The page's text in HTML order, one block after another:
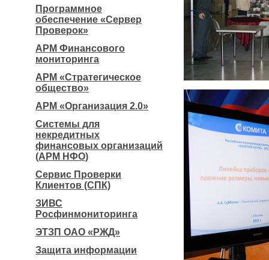
Программное
обеспечение «Сервер
Проверок»
АРМ Финансового
мониторинга
АРМ «Стратегическое
общество»
АРМ «Организация 2.0»
Системы для
некредитных
финансовых организаций
(АРМ НФО)
Сервис Проверки
Клиентов (СПК)
ЗИВС
Росфинмониторинга
ЭТЗП ОАО «РЖД»
Защита информации